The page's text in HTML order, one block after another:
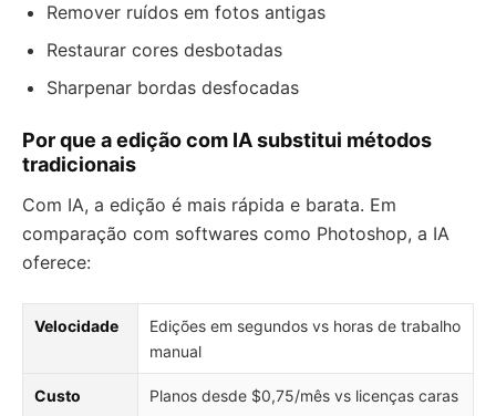
Remover ruídos em fotos antigas
Restaurar cores desbotadas
Sharpenar bordas desfocadas
Por que a edição com IA substitui métodos
tradicionais
Com IA, a edição é mais rápida e barata. Em
comparação com softwares como Photoshop, a IA
oferece:
Velocidade
Edições em segundos vs horas de trabalho
manual
Custo Planos desde $0,75/mês vs licenças caras